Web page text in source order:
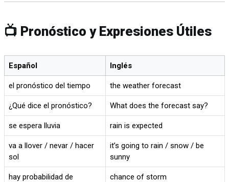
📺 Pronóstico y Expresiones Útiles
Español Inglés
el pronóstico del tiempo the weather forecast
¿Qué dice el pronóstico? What does the forecast say?
se espera lluvia rain is expected
va a llover / nevar / hacer
sol
it’s going to rain / snow / be
sunny
hay probabilidad de
chance of storm